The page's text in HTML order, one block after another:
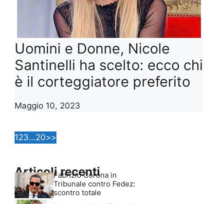
Uomini e Donne, Nicole
Santinelli ha scelto: ecco chi
è il corteggiatore preferito
Maggio 10, 2023
123…20>>
Articoli recenti
Fabrizio Corona in
Tribunale contro Fedez:
scontro totale